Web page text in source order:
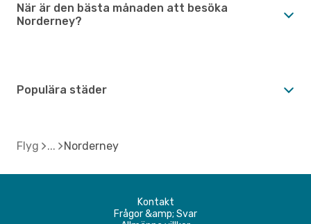
När är den bästa månaden att besöka
Norderney?
Populära städer
Flyg Norderney
Kontakt
Frågor &amp; Svar